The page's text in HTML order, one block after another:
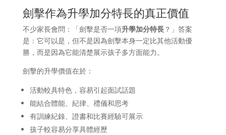
劍擊作為升學加分特長的真正價值
不少家長會問：「劍擊是否一項升學加分特長？」答案
是：它可以是，但不是因為劍擊本身一定比其他活動優
勝，而是因為它能清楚展示孩子多方面能力。
劍擊的升學價值在於：
活動較具特色，容易引起面試話題
能結合體能、紀律、禮儀和思考
有訓練紀錄、證書和比賽經驗可展示
孩子較容易分享具體經歷